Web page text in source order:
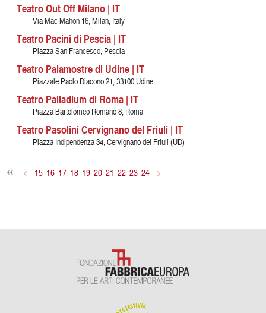
Teatro Out Off Milano | IT
Via Mac Mahon 16, Milan, Italy
Teatro Pacini di Pescia | IT
Piazza San Francesco, Pescia
Teatro Palamostre di Udine | IT
Piazzale Paolo Diacono 21, 33100 Udine
Teatro Palladium di Roma | IT
Piazza Bartolomeo Romano 8, Roma
Teatro Pasolini Cervignano del Friuli | IT
Piazza Indipendenza 34, Cervignano del Friuli (UD)
< 15 16 17 18 19 20 21 22 23 24 >